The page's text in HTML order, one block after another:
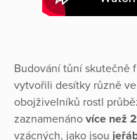
Budování tůní skutečně
vytvořili desítky různě
obojživelníků rostl
zaznamenáno více než
vzácných, jako jsou